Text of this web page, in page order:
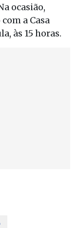
ocasião,
a Casa
às 15 horas.